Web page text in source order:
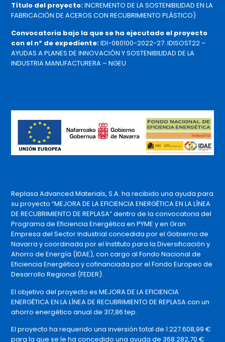
Título del proyecto:INCREMENTO DE LA SOSTENIBILIDAD EN LA
FABRICACIÓN DE ACEROS CON RECUBRIMIENTO PLÁSTICO)
Convocatoria bajo la que se ha ejecutado el proyecto
con el nº de expediente:IDI-060100-2022-27. IDISOST22 –
AYUDAS A PLANES DE INNOVACIÓN Y SOSTENIBILIDAD DE LA
INDUSTRIA MANUFACTURERA – NGEU
Replasa Advanced Materials, S.A. ha recibido una ayuda para
su proyecto “MEJORA DE LA EFICIENCIA ENERGÉTICA EN LA LÍNEA
DE RECUBRIMIENTO DE REPLASA” dentro de la convocatoria del
Programa de Eficiencia Energética en PYME y en Gran
Empresa del Sector Industrial concedida por el Gobierno de
Navarra y coordinada por el Instituto para la Diversificación y
Ahorro de Energía (IDAE), con cargo al Fondo Nacional de
Eficiencia Energética y cofinanciada por el Fondo Europeo de
Desarrollo Regional (FEDER).
El objetivo del proyecto es MEJORA DE LA EFICIENCIA
ENERGÉTICA EN LA LÍNEA DE RECUBRIMIENTO DE REPLASA con un
ahorro energético anual de 317,86 tep.
El proyecto ha requerido una inversión total de 1.227.608,99 €
para la que se le ha concedido una ayuda de 368.282,70 €